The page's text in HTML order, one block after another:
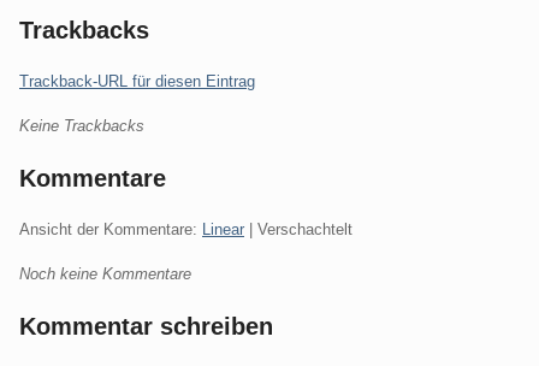
Trackbacks
Trackback-URL für diesen Eintrag
Keine Trackbacks
Kommentare
Ansicht der Kommentare: Linear | Verschachtelt
Noch keine Kommentare
Kommentar schreiben